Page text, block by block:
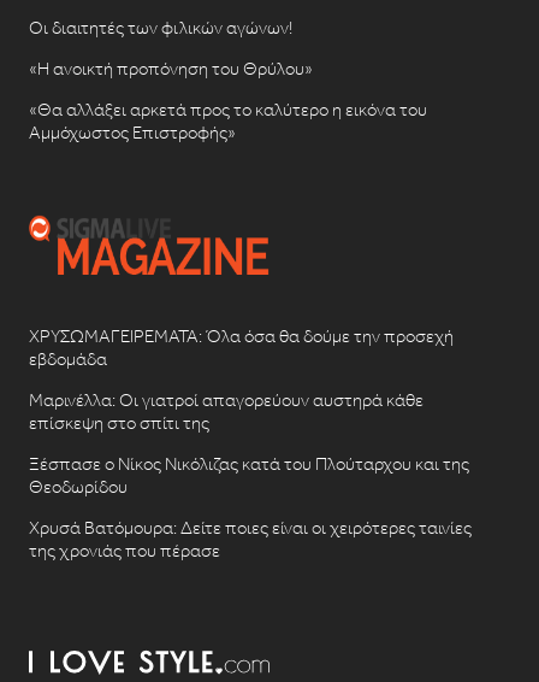
Οι διαιτητές των φιλικών αγώνων!
«Η ανοικτή προπόνηση του Θρύλου»
«Θα αλλάξει αρκετά προς το καλύτερο η εικόνα του
Αμμόχωστος Επιστροφής»
ΧΡΥΣΩΜΑΓΕΙΡΕΜΑΤΑ: Όλα όσα θα δούμε την προσεχή
εβδομάδα
Μαρινέλλα: Οι γιατροί απαγορεύουν αυστηρά κάθε
επίσκεψη στο σπίτι της
Ξέσπασε ο Νίκος Νικόλιζας κατά του Πλούταρχου και της
Θεοδωρίδου
Χρυσά Βατόμουρα: Δείτε ποιες είναι οι χειρότερες ταινίες
της χρονιάς που πέρασε